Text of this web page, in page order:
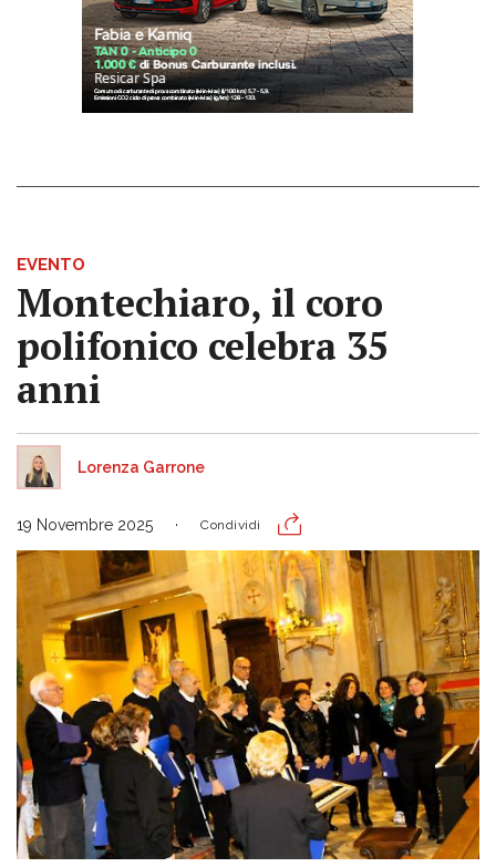
EVENTO
Montechiaro, il coro
polifonico celebra 35
anni
Lorenza Garrone
19 Novembre 2025 Condividi